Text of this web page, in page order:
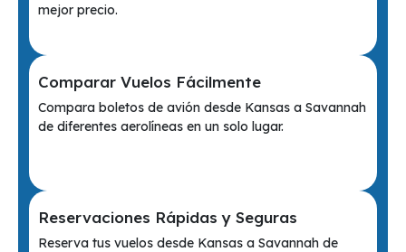
mejor precio.
Comparar Vuelos Fácilmente
Compara boletos de avión desde Kansas a Savannah
de diferentes aerolíneas en un solo lugar.
Reservaciones Rápidas y Seguras
Reserva tus vuelos desde Kansas a Savannah de